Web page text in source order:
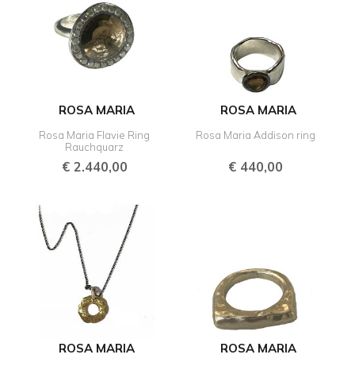
ROSA MARIA
Rosa Maria Flavie Ring
Rauchquarz
€2.440,00
ROSA MARIA
Rosa Maria Addison ring
€ 440,00
ROSA MARIA ROSA MARIA